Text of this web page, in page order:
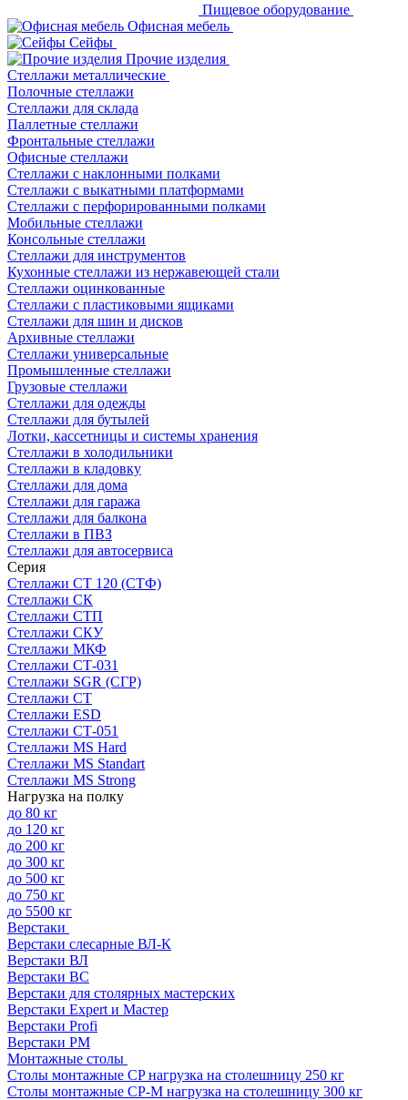
Пищевое оборудование
Офисная мебель
Сейфы
Прочие изделия
Стеллажи металлические
Полочные стеллажи
Стеллажи для склада
Паллетные стеллажи
Фронтальные стеллажи
Офисные стеллажи
Стеллажи с наклонными полками
Стеллажи с выкатными платформами
Стеллажи с перфорированными полками
Мобильные стеллажи
Консольные стеллажи
Стеллажи для инструментов
Кухонные стеллажи из нержавеющей стали
Стеллажи оцинкованные
Стеллажи с пластиковыми ящиками
Стеллажи для шин и дисков
Архивные стеллажи
Стеллажи универсальные
Промышленные стеллажи
Грузовые стеллажи
Стеллажи для одежды
Стеллажи для бутылей
Лотки, кассетницы и системы хранения
Стеллажи в холодильники
Стеллажи в кладовку
Стеллажи для дома
Стеллажи для гаража
Стеллажи для балкона
Стеллажи в ПВЗ
Стеллажи для автосервиса
Серия
Стеллажи СТ 120 (СТФ)
Стеллажи СК
Стеллажи СТП
Стеллажи СКУ
Стеллажи МКФ
Стеллажи СТ-031
Стеллажи SGR (СГР)
Стеллажи СТ
Стеллажи ESD
Стеллажи СТ-051
Стеллажи MS Hard
Стеллажи MS Standart
Стеллажи MS Strong
Нагрузка на полку
до 80 кг
до 120 кг
до 200 кг
до 300 кг
до 500 кг
до 750 кг
до 5500 кг
Верстаки
Верстаки слесарные ВЛ-К
Верстаки ВЛ
Верстаки ВС
Верстаки для столярных мастерских
Верстаки Expert и Мастер
Верстаки Profi
Верстаки РМ
Монтажные столы
Столы монтажные СP нагрузка на столешницу 250 кг
Столы монтажные СР-М нагрузка на столешницу 300 кг